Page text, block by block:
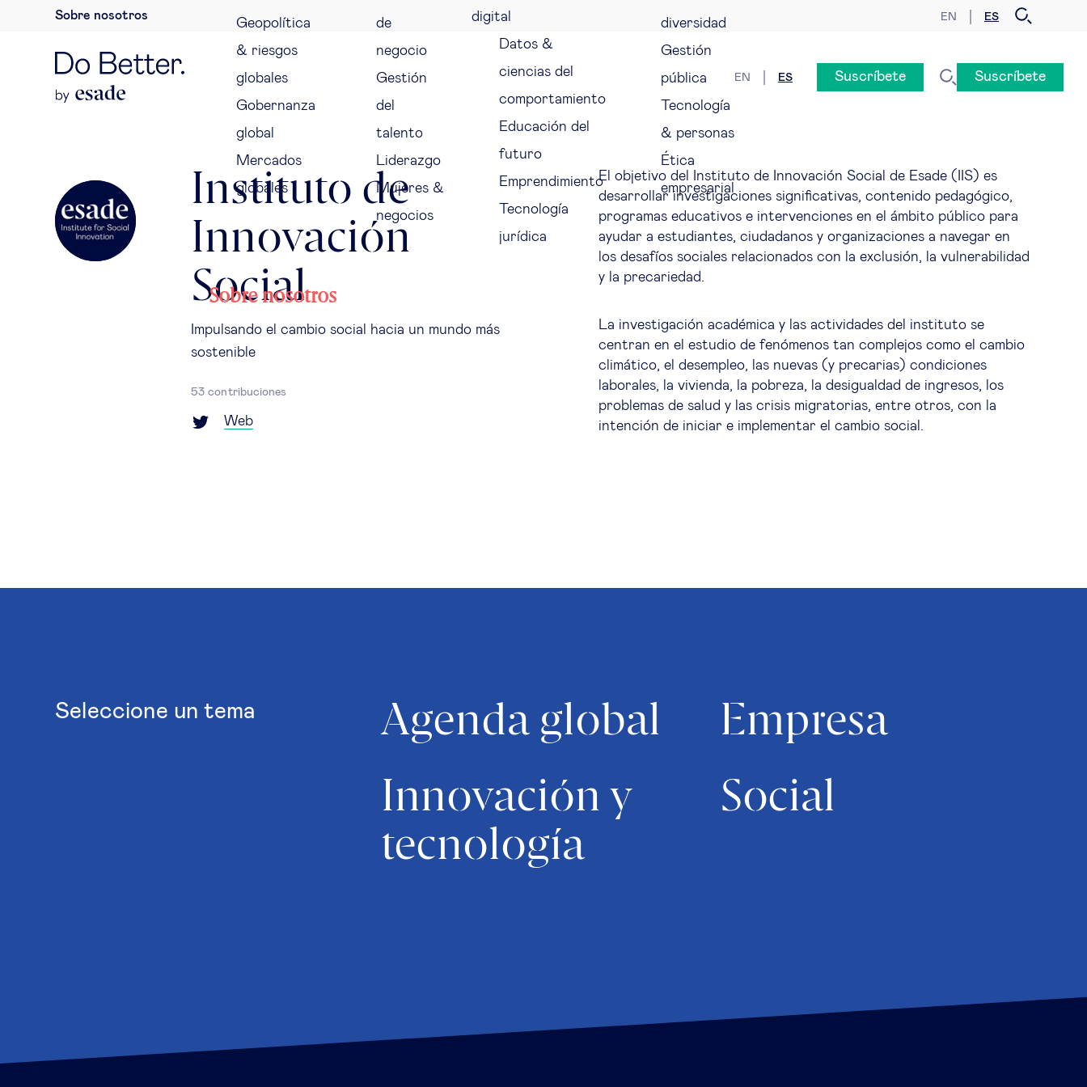
Sobre nosotros EN ES
Geopolítica
& riesgos
globales
Gobernanza
global
Mercados
globales
de
negocio
Gestión
del
talento
Liderazgo
Mujeres &
negocios
digital
Datos &
ciencias del
comportamiento
Educación del
futuro
Emprendimiento
Tecnología
jurídica
diversidad
Gestión
pública
Tecnología
& personas
Ética
empresarial
Sobre nosotros
EN ES Suscríbete Suscríbete
Instituto de
Innovación
Social
Impulsando el cambio social hacia un mundo más
sostenible
53 contribuciones
Web
El objetivo del Instituto de Innovación Social de Esade (IIS) es
desarrollar investigaciones significativas, contenido pedagógico,
programas educativos e intervenciones en el ámbito público para
ayudar a estudiantes, ciudadanos y organizaciones a navegar en
los desafíos sociales relacionados con la exclusión, la vulnerabilidad
y la precariedad.
La investigación académica y las actividades del instituto se
centran en el estudio de fenómenos tan complejos como el cambio
climático, el desempleo, las nuevas (y precarias) condiciones
laborales, la vivienda, la pobreza, la desigualdad de ingresos, los
problemas de salud y las crisis migratorias, entre otros, con la
intención de iniciar e implementar el cambio social.
Seleccione un tema Agenda global
Empresa
Innovación y
tecnología
Social